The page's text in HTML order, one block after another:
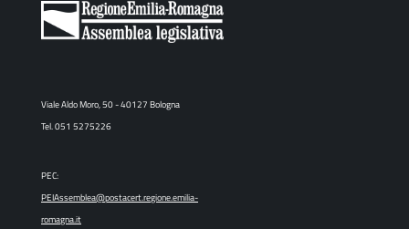
Viale Aldo Moro, 50 - 40127 Bologna
Tel. 051 5275226
PEC:
PEIAssemblea@postacert.regione.emilia-
romagna.it